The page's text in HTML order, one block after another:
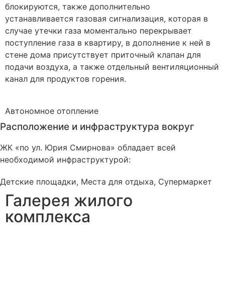
Автономное отопление
блокируются, также дополнительно
устанавливается газовая сигнализация, которая в
случае утечки газа моментально перекрывает
поступление газа в квартиру, в дополнение к ней в
стене дома присутствует приточный клапан для
подачи воздуха, а также отдельный вентиляционный
канал для продуктов горения.
Расположение и инфраструктура вокруг
ЖК «по ул. Юрия Смирнова» обладает всей
необходимой инфраструктурой:
Детские площадки, Места для отдыха, Супермаркет
Галерея жилого
комплекса